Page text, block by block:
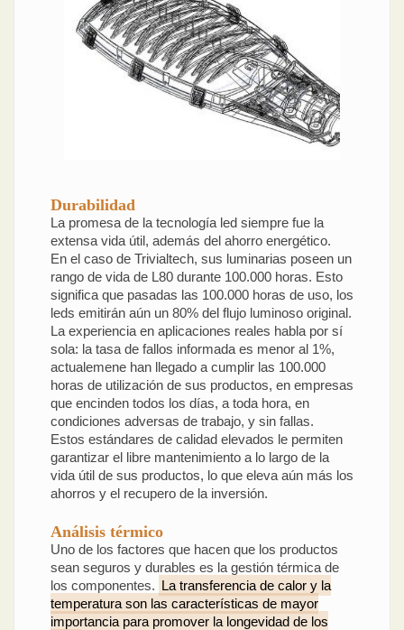
Durabilidad
La promesa de la tecnología led siempre fue la
extensa vida útil, además del ahorro energético.
En el caso de Trivialtech, sus luminarias poseen un
rango de vida de L80 durante 100.000 horas. Esto
significa que pasadas las 100.000 horas de uso, los
leds emitirán aún un 80% del flujo luminoso original.
La experiencia en aplicaciones reales habla por sí
sola: la tasa de fallos informada es menor al 1%,
actualemene han llegado a cumplir las 100.000
horas de utilización de sus productos, en empresas
que encinden todos los días, a toda hora, en
condiciones adversas de trabajo, y sin fallas.
Estos estándares de calidad elevados le permiten
garantizar el libre mantenimiento a lo largo de la
vida útil de sus productos, lo que eleva aún más los
ahorros y el recupero de la inversión.
Análisis térmico
Uno de los factores que hacen que los productos
sean seguros y durables es la gestión térmica de
los componentes. La transferencia de calor y la
temperatura son las características de mayor
importancia para promover la longevidad de los